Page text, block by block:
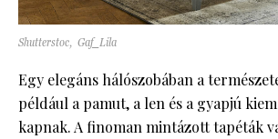
Shutterstoc, Gaf_Lila
Egy elegáns hálószobában a
például a pamut, a len és a gyapjú
kapnak. A finoman mintázott tapéták